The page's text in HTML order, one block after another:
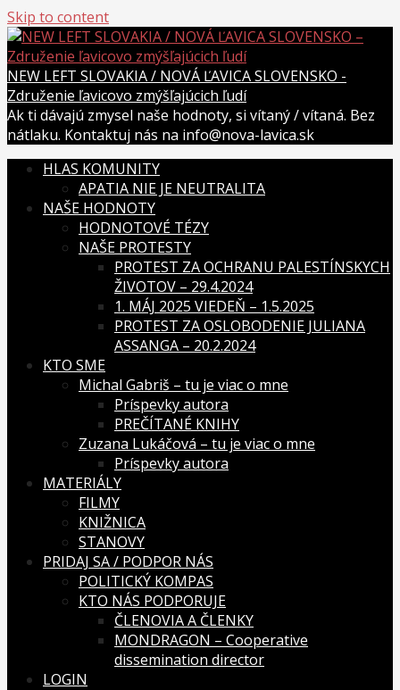
Skip to content
NEW LEFT SLOVAKIA / NOVÁ ĽAVICA SLOVENSKO -
Združenie ľavicovo zmýšľajúcich ľudí
Ak ti dávajú zmysel naše hodnoty, si vítaný / vítaná. Bez
nátlaku. Kontaktuj nás na info@nova-lavica.sk
HLAS KOMUNITY
APATIA NIE JE NEUTRALITA
NAŠE HODNOTY
HODNOTOVÉ TÉZY
NAŠE PROTESTY
PROTEST ZA OCHRANU PALESTÍNSKYCH
ŽIVOTOV – 29.4.2024
1. MÁJ 2025 VIEDEŇ – 1.5.2025
PROTEST ZA OSLOBODENIE JULIANA
ASSANGA – 20.2.2024
KTO SME
Michal Gabriš – tu je viac o mne
Príspevky autora
PREČÍTANÉ KNIHY
Zuzana Lukáčová – tu je viac o mne
Príspevky autora
MATERIÁLY
FILMY
KNIŽNICA
STANOVY
PRIDAJ SA / PODPOR NÁS
POLITICKÝ KOMPAS
KTO NÁS PODPORUJE
ČLENOVIA A ČLENKY
MONDRAGON – Cooperative
dissemination director
LOGIN